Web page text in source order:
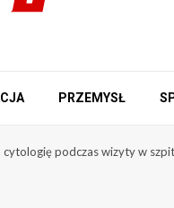
PRZEMYSŁ
cytologię podczas wizyty w